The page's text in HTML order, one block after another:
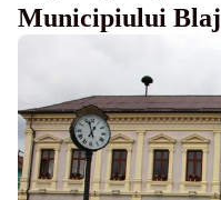
Municipiului Blaj